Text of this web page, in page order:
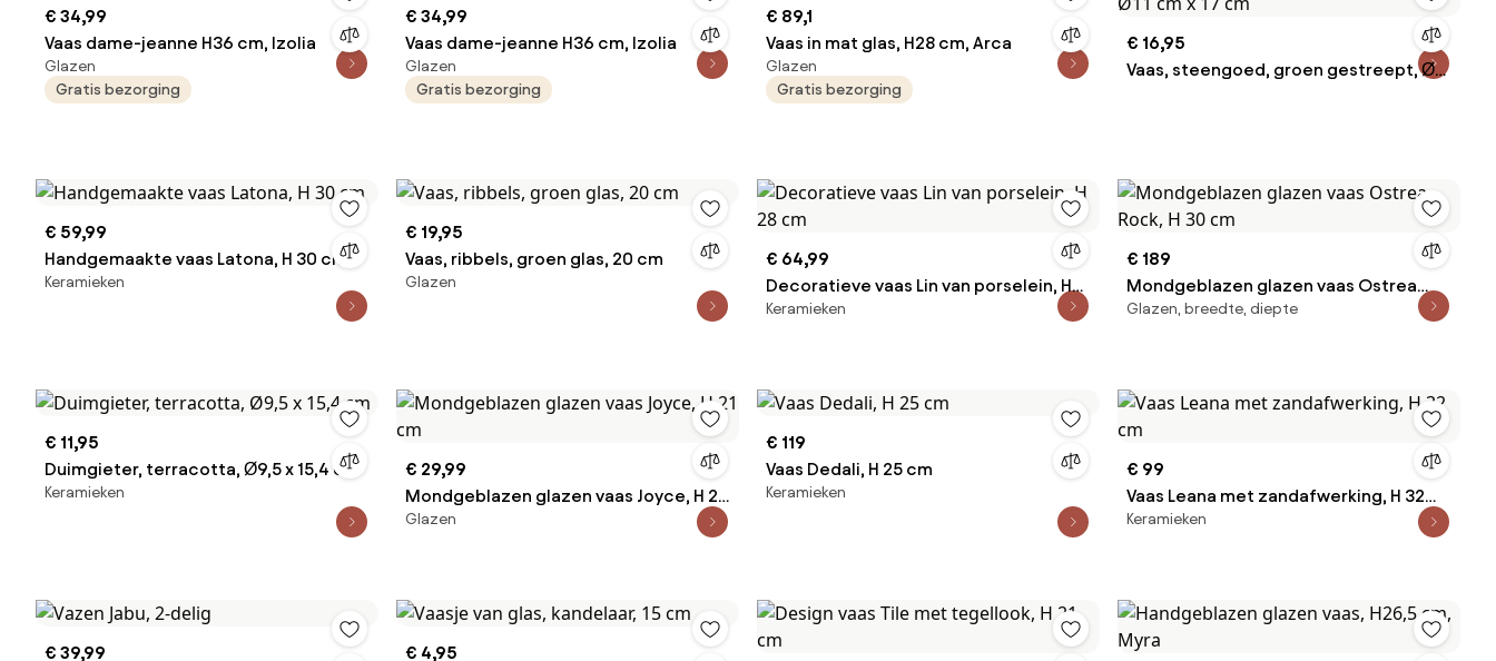
€ 34,99
Vaas dame-jeanne H36 cm, Izolia
Glazen
Gratis bezorging
€ 34,99
Vaas dame-jeanne H36 cm, Izolia
Glazen
Gratis bezorging
€ 89,1
Vaas in mat glas, H28 cm, Arca
Glazen
Gratis bezorging
€ 16,95
Vaas, steengoed, groen gestreept, Ø11
€ 59,99
Handgemaakte vaas Latona, H 30 cm
Keramieken
€ 19,95
Vaas, ribbels, groen glas, 20 cm
Glazen
€ 64,99
Decoratieve vaas Lin van porselein, H
28 cm
Keramieken
€ 189
Mondgeblazen glazen vaas Ostrea
Rock, H 30 cm
Glazen, breedte, diepte
€ 11,95
Duimgieter, terracotta, Ø9,5 x 15,4 cm
Keramieken
€ 29,99
Mondgeblazen glazen vaas Joyce, H 21
cm
Glazen
€ 119
Vaas Dedali, H 25 cm
Keramieken
€ 99
Vaas Leana met zandafwerking, H 32
cm
Keramieken
€ 39,99
€ 4,95